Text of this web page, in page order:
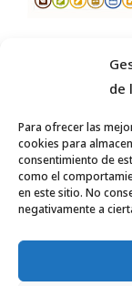
de
Para ofrecer las
cookies para
consentimiento de
como el
en este sitio. No
negativamente a